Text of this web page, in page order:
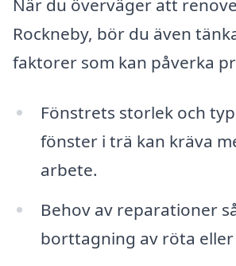
När du överväger att
Rockneby, bör du även
faktorer som kan påverka
Fönstrets storlek och
fönster i trä kan kräva
arbete.
Behov av reparationer
borttagning av röta eller